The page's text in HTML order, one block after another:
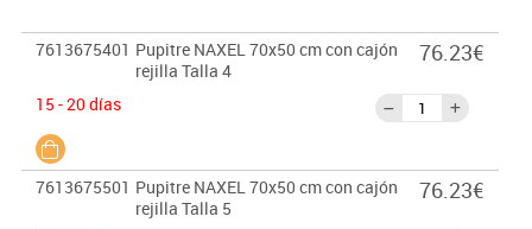
7613675401 Pupitre NAXEL 70x50 cm con cajón
rejilla Talla 4
15 - 20 días
76.23€
7613675501 Pupitre NAXEL 70x50 cm con cajón
rejilla Talla 5
76.23€